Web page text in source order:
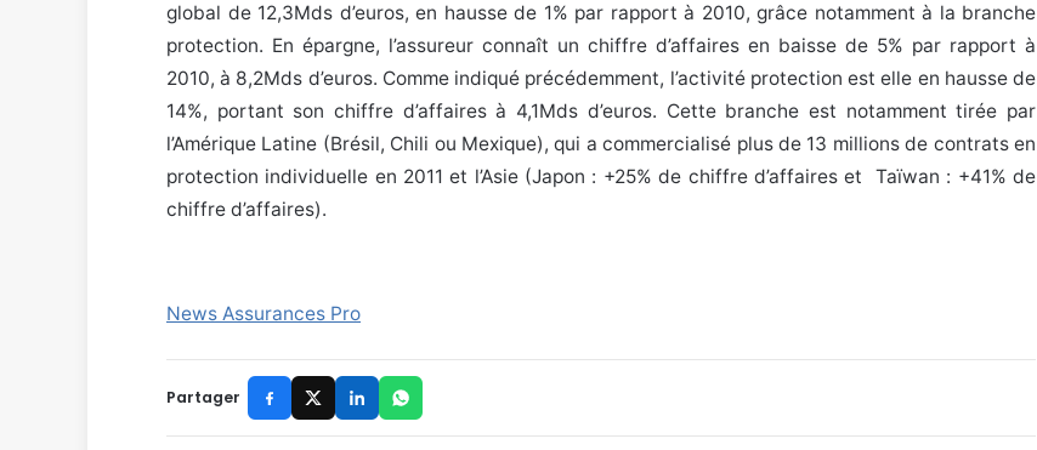
global de 12,3Mds d’euros, en hausse de 1% par rapport à 2010, grâce notamment à la branche
protection. En épargne, l’assureur connaît un chiffre d’affaires en baisse de 5% par rapport à
2010, à 8,2Mds d’euros. Comme indiqué précédemment, l’activité protection est elle en hausse de
14%, portant son chiffre d’affaires à 4,1Mds d’euros. Cette branche est notamment tirée par
l’Amérique Latine (Brésil, Chili ou Mexique), qui a commercialisé plus de 13 millions de contrats en
protection individuelle en 2011 et l’Asie (Japon : +25% de chiffre d’affaires et Taïwan : +41% de
chiffre d’affaires).
News Assurances Pro
Partager